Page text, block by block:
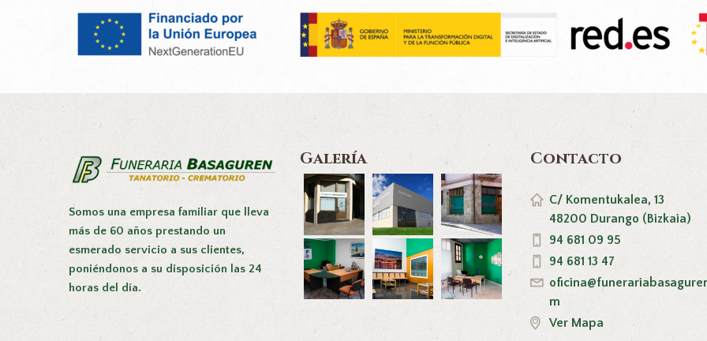
Somos una empresa familiar que lleva
más de 60 años prestando un
esmerado servicio a sus clientes,
poniéndonos a su disposición las 24
horas del día.
Galería Contacto
C/ Komentukalea, 13
48200 Durango (Bizkaia)
94 681 09 95
94 681 13 47
m
Ver Mapa